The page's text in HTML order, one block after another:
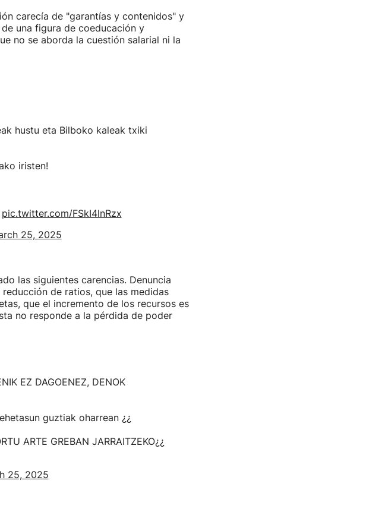
carecía de "garantías y contenidos" y
una figura de coeducación y
no se aborda la cuestión salarial ni la
hustu eta Bilboko kaleak txiki
iristen!
pic.twitter.com/FSkI4lnRzx
25, 2025
las siguientes carencias. Denuncia
de ratios, que las medidas
que el incremento de los recursos es
no responde a la pérdida de poder
EZ DAGOENEZ, DENOK
guztiak oharrean ¿¿
ARTE GREBAN JARRAITZEKO¿¿
25, 2025